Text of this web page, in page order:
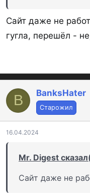
ПРО). В банк
Сайт даже не
гугла, перешёл -
B BanksHater
Старожил
16.04.2024
Mr. Digest
Сайт даже не